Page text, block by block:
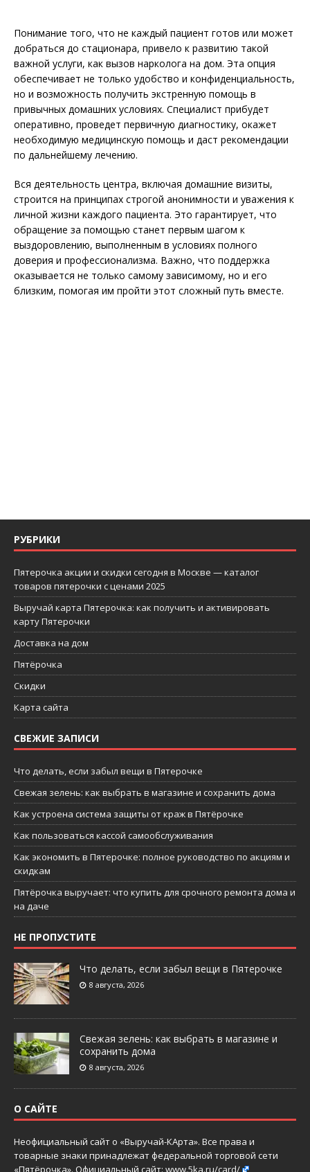
Понимание того, что не каждый пациент готов или может
добраться до стационара, привело к развитию такой
важной услуги, как вызов нарколога на дом. Эта опция
обеспечивает не только удобство и конфиденциальность,
но и возможность получить экстренную помощь в
привычных домашних условиях. Специалист прибудет
оперативно, проведет первичную диагностику, окажет
необходимую медицинскую помощь и даст рекомендации
по дальнейшему лечению.
Вся деятельность центра, включая домашние визиты,
строится на принципах строгой анонимности и уважения к
личной жизни каждого пациента. Это гарантирует, что
обращение за помощью станет первым шагом к
выздоровлению, выполненным в условиях полного
доверия и профессионализма. Важно, что поддержка
оказывается не только самому зависимому, но и его
близким, помогая им пройти этот сложный путь вместе.
РУБРИКИ
Пятерочка акции и скидки сегодня в Москве — каталог
товаров пятерочки с ценами 2025
Выручай карта Пятерочка: как получить и активировать
карту Пятерочки
Доставка на дом
Пятёрочка
Скидки
Карта сайта
СВЕЖИЕ ЗАПИСИ
Что делать, если забыл вещи в Пятерочке
Свежая зелень: как выбрать в магазине и сохранить дома
Как устроена система защиты от краж в Пятёрочке
Как пользоваться кассой самообслуживания
Как экономить в Пятерочке: полное руководство по акциям и
скидкам
Пятёрочка выручает: что купить для срочного ремонта дома и
на даче
НЕ ПРОПУСТИТЕ
Что делать, если забыл вещи в Пятерочке
8 августа, 2026
Свежая зелень: как выбрать в магазине и
сохранить дома
8 августа, 2026
О САЙТЕ
Неофициальный сайт о «Выручай-КАрта». Все права и
товарные знаки принадлежат федеральной торговой сети
«Пятёрочка». Официальный сайт: www.5ka.ru/card/